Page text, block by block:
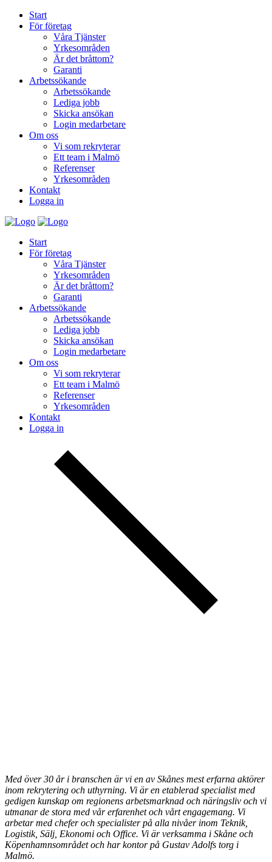
Start
För företag
Våra Tjänster
Yrkesområden
Är det bråttom?
Garanti
Arbetssökande
Arbetssökande
Lediga jobb
Skicka ansökan
Login medarbetare
Om oss
Vi som rekryterar
Ett team i Malmö
Referenser
Yrkesområden
Kontakt
Logga in
Start
För företag
Våra Tjänster
Yrkesområden
Är det bråttom?
Garanti
Arbetssökande
Arbetssökande
Lediga jobb
Skicka ansökan
Login medarbetare
Om oss
Vi som rekryterar
Ett team i Malmö
Referenser
Yrkesområden
Kontakt
Logga in
Med över 30 år i branschen är vi en av Skånes mest erfarna aktörer
inom rekrytering och uthyrning. Vi ären etablerad specialist med
gedigen kunskap om regionens arbetsmarknad och näringsliv och vi
utmanar de stora med vår erfarenhet och vårt engagemang. Vi
arbetar med chefer och specialister på alla nivåer inom Teknik,
Logistik, Sälj, Ekonomi och Office. Vi är verksamma i Skåne och
Köpenhamnsområdet och har kontor på Gustav Adolfs torg i
Malmö.